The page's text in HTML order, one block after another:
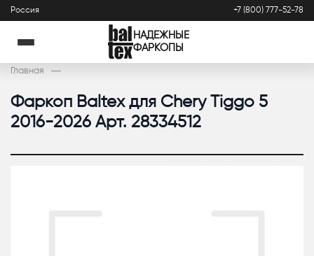
Россия +7 (800) 777-52-78
НАДЕЖНЫЕ
ФАРКОПЫ
Главная
Фаркоп Baltex для Chery Tiggo 5
2016-2026 Арт. 28334512